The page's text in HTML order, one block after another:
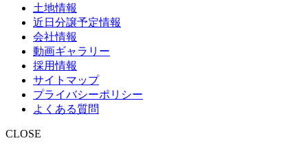
土地情報
近日分譲予定情報
会社情報
動画ギャラリー
採用情報
サイトマップ
プライバシーポリシー
よくある質問
CLOSE